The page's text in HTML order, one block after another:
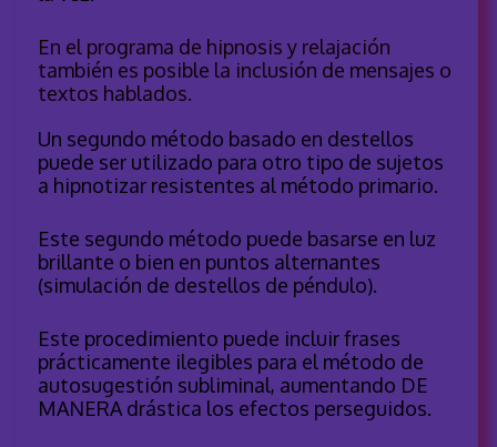
En el programa de hipnosis y relajación
también es posible la inclusión de mensajes o
textos hablados.
Un segundo método basado en destellos
puede ser utilizado para otro tipo de sujetos
a hipnotizar resistentes al método primario.
Este segundo método puede basarse en luz
brillante o bien en puntos alternantes
(simulación de destellos de péndulo).
Este procedimiento puede incluir frases
prácticamente ilegibles para el método de
autosugestión subliminal, aumentando DE
MANERA drástica los efectos perseguidos.